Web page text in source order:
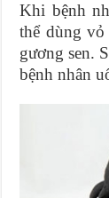
Khi bệnh
thể dùng vỏ
gương sen.
bệnh nhân